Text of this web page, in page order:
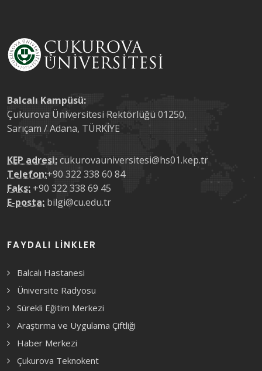
Balcalı Kampüsü:
Çukurova Üniversitesi Rektörlüğü 01250,
Sarıçam / Adana, TÜRKİYE
KEP adresi:cukurovauniversitesi@hs01.kep.tr
Telefon:+90 322 338 60 84
Faks: +90 322 338 69 45
E-posta: bilgi@cu.edu.tr
FAYDALI LINKLER
Balcalı Hastanesi
Üniversite Radyosu
Sürekli Eğitim Merkezi
Araştırma ve Uygulama Çiftliği
Haber Merkezi
Çukurova Teknokent